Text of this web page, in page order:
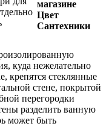
куда нежелательно
крепятся стеклянные
стене, покрытой
перегородки
разделить ванную
может быть